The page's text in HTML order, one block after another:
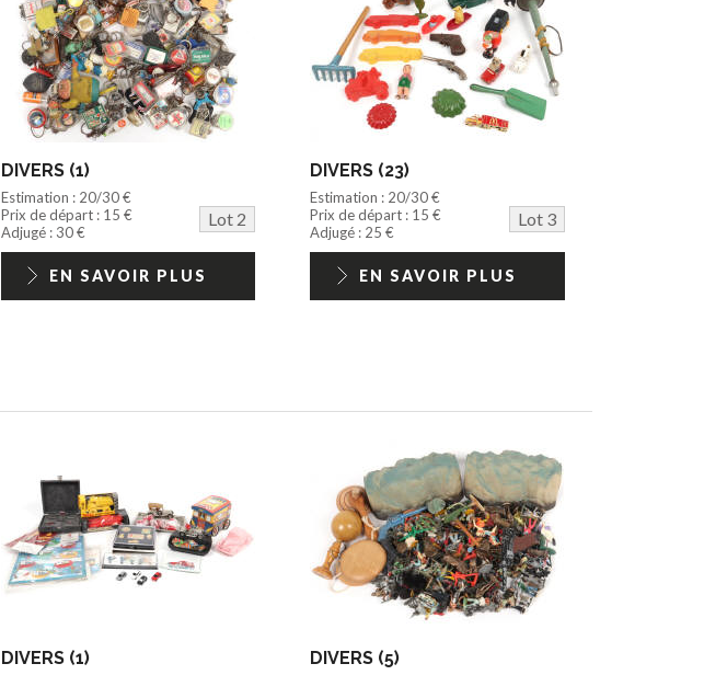
DIVERS (1)
Estimation : 20/30 €
Prix de départ : 15 €
Lot 2
Adjugé : 30 €
EN SAVOIR PLUS
DIVERS (23)
Estimation : 20/30 €
Prix de départ : 15 €
Lot 3
Adjugé : 25 €
EN SAVOIR PLUS
DIVERS (1) DIVERS (5)